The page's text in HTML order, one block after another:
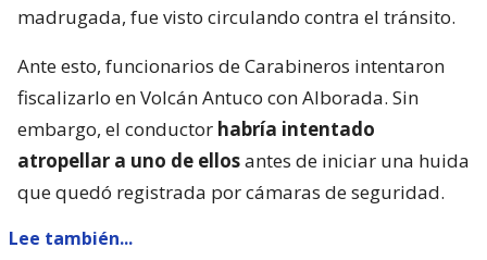
madrugada, fue visto circulando contra el tránsito.
Ante esto, funcionarios de Carabineros intentaron
fiscalizarlo en Volcán Antuco con Alborada. Sin
embargo, el conductor habría intentado
atropellar a uno de ellosantes de iniciar una huida
que quedó registrada por cámaras de seguridad.
Lee también...